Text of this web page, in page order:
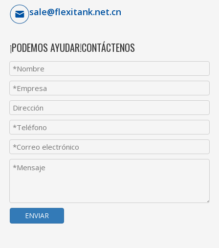
sale@flexitank.net.cn
¡PODEMOS AYUDAR!CONTÁCTENOS
ENVIAR